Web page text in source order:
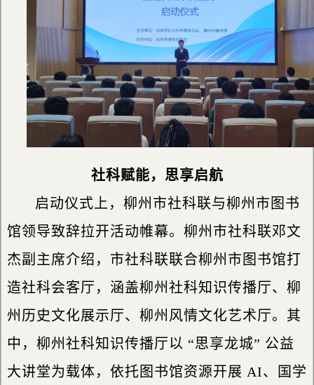
社科赋能，思享启航
启动仪式上，柳州市社科联与柳州市图书
馆领导致辞拉开活动帷幕。柳州市社科联邓文
杰副主席介绍，市社科联联合柳州市图书馆打
造社科会客厅，涵盖柳州社科知识传播厅、柳
州历史文化展示厅、柳州风情文化艺术厅。其
中，柳州社科知识传播厅以 “思享龙城” 公益
大讲堂为载体，依托图书馆资源开展 AI、国学